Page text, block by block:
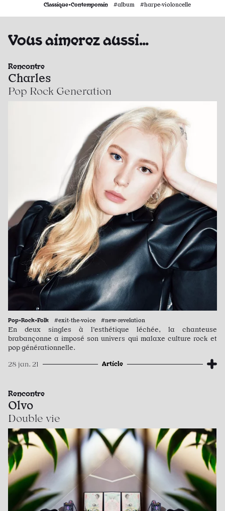
Classique•Contemporain #album #harpe·violoncelle
Vous aimerez aussi…
Rencontre
Charles
Pop Rock Generation
Pop•Rock•Folk #exit·the·voice #new·revelation
En deux singles à l’esthétique léchée, la chanteuse
brabançonne a imposé son univers qui malaxe culture rock et
pop générationnelle.
28 jan. 21 Article
Rencontre
Olvo
Double vie